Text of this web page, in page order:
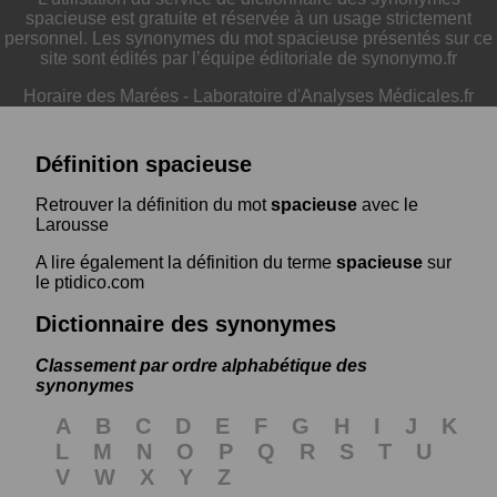
spacieuse est gratuite et réservée à un usage strictement
personnel. Les synonymes du mot spacieuse présentés sur ce
site sont édités par l’équipe éditoriale de synonymo.fr
Horaire des Marées - Laboratoire d'Analyses Médicales.fr
Définition spacieuse
Retrouver la définition du motspacieuse avec le
Larousse
A lire également la définition du terme spacieuse sur
le ptidico.com
Dictionnaire des synonymes
Classement par ordre alphabétique des
synonymes
A B C D E F G H I J
K
L
M N O P Q R S T
U
V
W X Y Z